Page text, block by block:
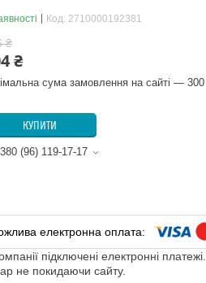
Код: 2710000192381
₴
₴
сума замовлення на сайті —
КУПИТИ
(96) 119-17-17
підключені електронні
не покидаючи сайту.